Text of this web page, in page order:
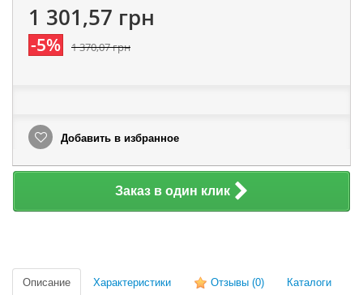
1 301,57 грн
-5% 1 370,07 грн
Добавить в избранное
Заказ в один клик
Описание Характеристики Отзывы (0) Каталоги